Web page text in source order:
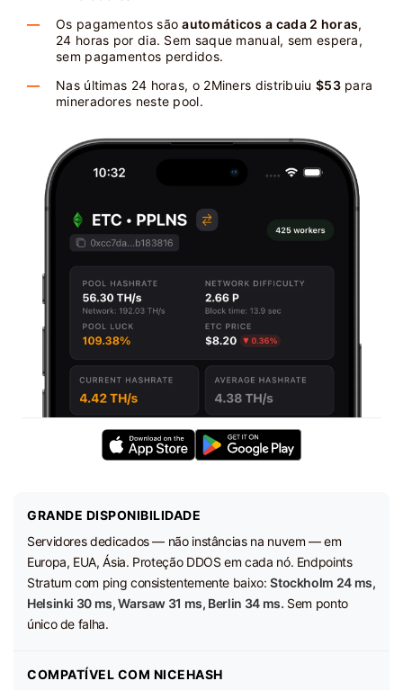
Os pagamentos sãoautomáticos a cada 2 horas,
24 horas por dia. Sem saque manual, sem espera,
sem pagamentos perdidos.
Nas últimas 24 horas, o 2Miners distribuiu $53para
mineradores neste pool.
GRANDE DISPONIBILIDADE
Servidores dedicados — não instâncias na nuvem — em
Europa, EUA, Ásia. Proteção DDOS em cada nó. Endpoints
Stratum com ping consistentemente baixo:Stockholm 24 ms,
Helsinki 30 ms, Warsaw 31 ms, Berlin 34 ms. Sem ponto
único de falha.
COMPATÍVEL COM NICEHASH